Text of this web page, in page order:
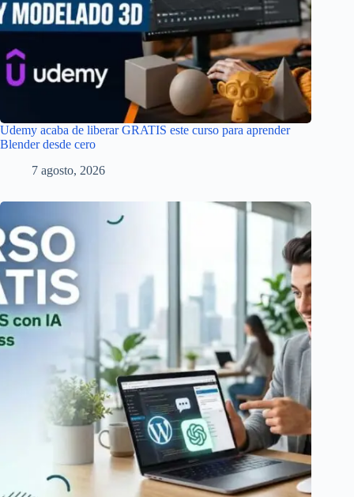
Udemy acaba de liberar GRATIS este curso para aprender
Blender desde cero
7 agosto, 2026